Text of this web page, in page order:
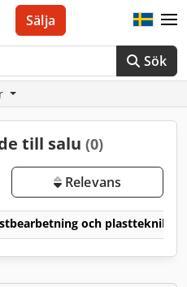
Sök
Sälja
till salu (0)
Relevans
och plastteknik